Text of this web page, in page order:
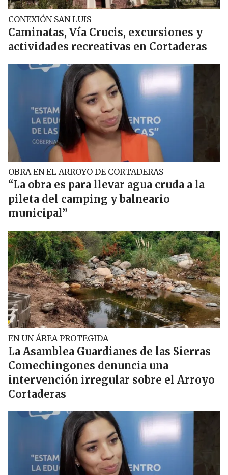
CONEXIÓN SAN LUIS
Caminatas, Vía Crucis, excursiones y
actividades recreativas en Cortaderas
OBRA EN EL ARROYO DE CORTADERAS
“La obra es para llevar agua cruda a la
pileta del camping y balneario
municipal”
EN UN ÁREA PROTEGIDA
La Asamblea Guardianes de las Sierras
Comechingones denuncia una
intervención irregular sobre el Arroyo
Cortaderas